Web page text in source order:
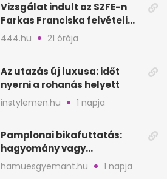
Vizsgálat indult az SZFE-n
Farkas Franciska felvételi
videója után
444.hu 21 órája
Az utazás új luxusa: időt
nyerni a rohanás helyett
instylemen.hu 1 napja
Pamplonai bikafuttatás:
hagyomány vagy
értelmetlen vérontás?
hamuesgyemant.hu 1 napja